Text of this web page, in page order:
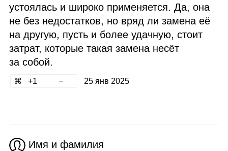
устоялась и широко применяется. Да, она
не без недостатков, но вряд ли замена её
на другую, пусть и более удачную, стоит
затрат, которые такая замена несёт
за собой.
1 25 янв 2025
Имя и фамилия